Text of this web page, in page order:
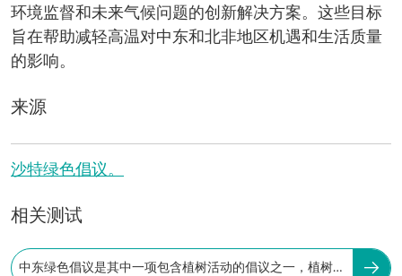
环境监督和未来气候问题的创新解决方案。这些目标
旨在帮助减轻高温对中东和北非地区机遇和生活质量
的影响。
来源
沙特绿色倡议。
相关测试
中东绿色倡议是其中一项包含植树活动的倡议之一，植树